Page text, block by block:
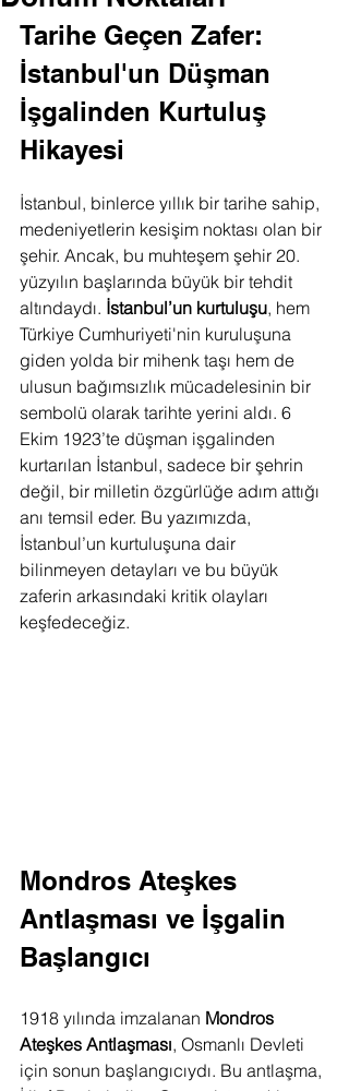
Tarihe Geçen Zafer:
İstanbul'un Düşman
İşgalinden Kurtuluş
Hikayesi
İstanbul, binlerce yıllık bir tarihe sahip,
medeniyetlerin kesişim noktası olan bir
şehir. Ancak, bu muhteşem şehir 20.
yüzyılın başlarında büyük bir tehdit
altındaydı. İstanbul’un kurtuluşu, hem
Türkiye Cumhuriyeti'nin kuruluşuna
giden yolda bir mihenk taşı hem de
ulusun bağımsızlık mücadelesinin bir
sembolü olarak tarihte yerini aldı. 6
Ekim 1923’te düşman işgalinden
kurtarılan İstanbul, sadece bir şehrin
değil, bir milletin özgürlüğe adım attığı
anı temsil eder. Bu yazımızda,
İstanbul’un kurtuluşuna dair
bilinmeyen detayları ve bu büyük
zaferin arkasındaki kritik olayları
keşfedeceğiz.
Mondros Ateşkes
Antlaşması ve İşgalin
Başlangıcı
1918 yılında imzalanan Mondros
Ateşkes Antlaşması, Osmanlı Devleti
için sonun başlangıcıydı. Bu antlaşma,